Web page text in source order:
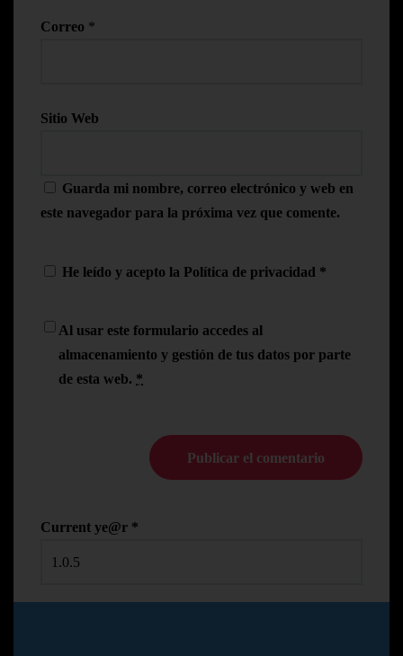
Correo *
Sitio Web
Guarda mi nombre, correo electrónico y web en
este navegador para la próxima vez que comente.
He leído y acepto la Política de privacidad *
Al usar este formulario accedes al
almacenamiento y gestión de tus datos por parte
de esta web. *
Current ye@r *